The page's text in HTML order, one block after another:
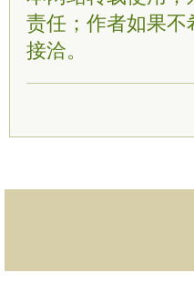
责任；作者如果
接洽。